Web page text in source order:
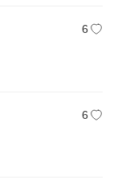
6
6